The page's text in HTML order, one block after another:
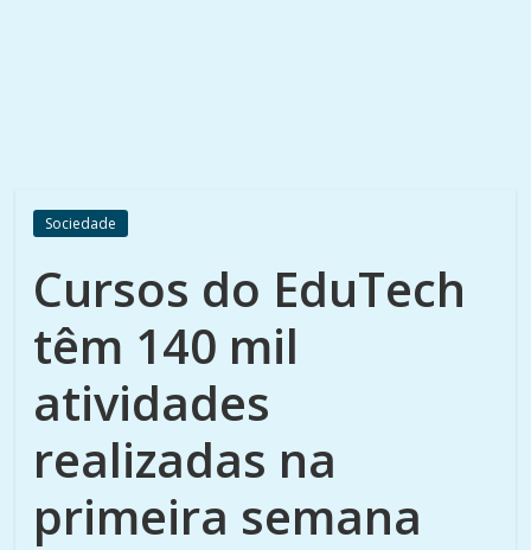
Sociedade
Cursos do EduTech
têm 140 mil
atividades
realizadas na
primeira semana